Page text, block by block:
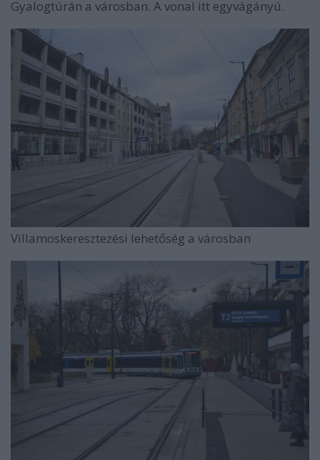
Gyalogtúrán a városban. A vonal itt egyvágányú.
Villamoskeresztezési lehetőség a városban